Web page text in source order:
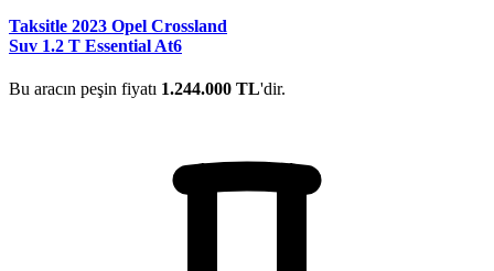
Taksitle 2023 Opel Crossland
Suv 1.2 T Essential At6
Bu aracın peşin fiyatı 1.244.000 TL'dir.